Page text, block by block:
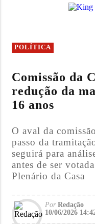
POLÍTICA
Comissão da
redução da
16 anos
O aval da
passo da
seguirá para
antes de ser
Plenário da Casa
PorRedação
10/06/2026